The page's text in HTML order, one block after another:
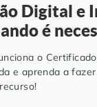
Digital e
é
o
e aprenda a